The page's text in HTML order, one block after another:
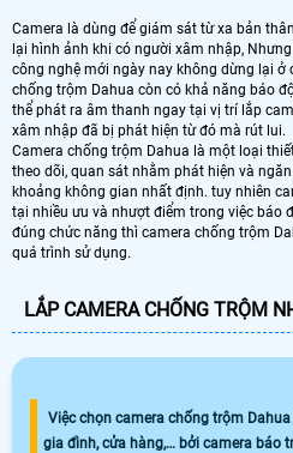
Camera là dùng để giám sát từ xa bản
lại hình ảnh khi có người xâm nhập,
công nghệ mới ngày nay không dừng lại
chống trộm Dahua còn có khả năng báo
thể phát ra âm thanh ngay tại vị trí lắp
xâm nhập đã bị phát hiện từ đó mà rút lui.
Camera chống trộm Dahua là một loại
theo dõi, quan sát nhằm phát hiện và
khoảng không gian nhất định. tuy nhiên
tại nhiều ưu và nhượt điểm trong việc báo
đúng chức năng thì camera chống trộm
quá trình sử dụng.
LẮP CAMERA CHỐNG TRỘM
Việc chọn camera chống trộm
gia đình, cửa hàng,… bởi camera báo